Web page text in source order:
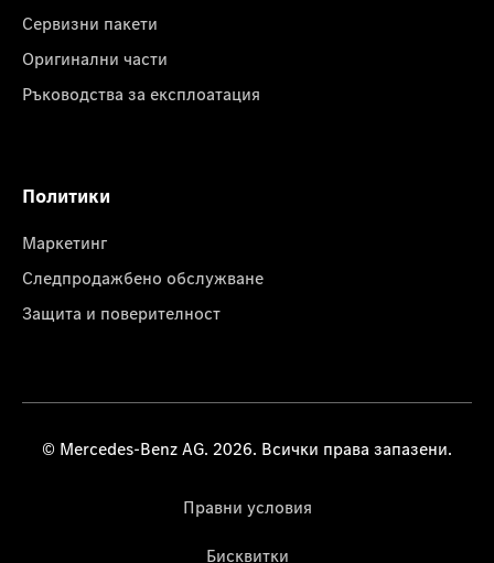
Сервизни пакети
Оригинални части
Ръководства за експлоатация
Политики
Маркетинг
Следпродажбено обслужване
Защита и поверителност
© Mercedes-Benz AG. 2026. Всички права запазени.
Правни условия
Бисквитки